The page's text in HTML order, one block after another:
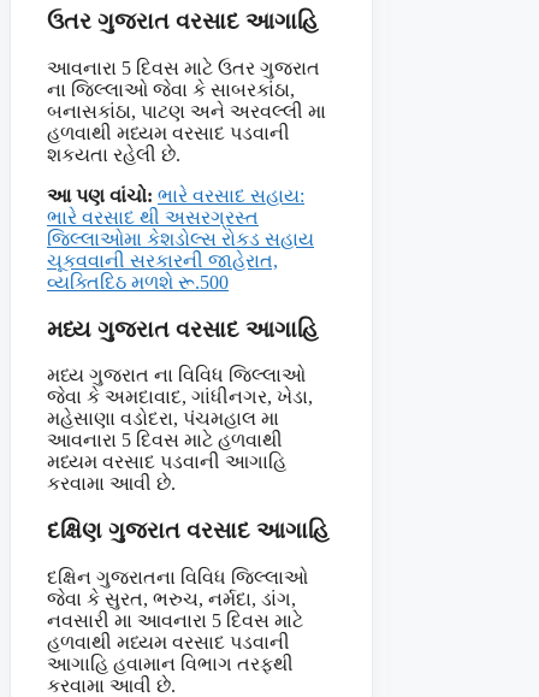
ઉતર ગુજરાત વરસાદ આગાહિ
આવનારા 5 દિવસ માટે ઉતર ગુજરાત
ના જિલ્લાઓ જેવા કે સાબરકાંઠા,
બનાસકાંઠા, પાટણ અને અરવલ્લી મા
હળવાથી મધ્યમ વરસાદ પડવાની
શકયતા રહેલી છે.
આ પણ વાંચો: ભારે વરસાદ સહાય:
ભારે વરસાદ થી અસરગ્રસ્ત
જિલ્લાઓમા કેશડોલ્સ રોકડ સહાય
ચૂકવવાની સરકારની જાહેરાત,
વ્યક્તિદિઠ મળશે રૂ.500
મધ્ય ગુજરાત વરસાદ આગાહિ
મધ્ય ગુજરાત ના વિવિધ જિલ્લાઓ
જેવા કે અમદાવાદ, ગાંધીનગર, ખેડા,
મહેસાણા વડોદરા, પંચમહાલ મા
આવનારા 5 દિવસ માટે હળવાથી
મધ્યમ વરસાદ પડવાની આગાહિ
કરવામા આવી છે.
દક્ષિણ ગુજરાત વરસાદ આગાહિ
દક્ષિન ગુજરાતના વિવિધ જિલ્લાઓ
જેવા કે સુરત, ભરુચ, નર્મદા, ડાંગ,
નવસારી મા આવનારા 5 દિવસ માટે
હળવાથી મધ્યમ વરસાદ પડવાની
આગાહિ હવામાન વિભાગ તરફથી
કરવામા આવી છે.